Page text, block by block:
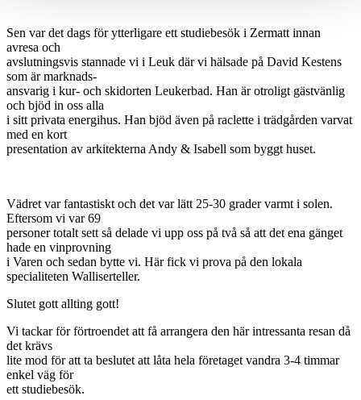
Sen var det dags för ytterligare ett studiebesök i Zermatt innan
avresa och
avslutningsvis stannade vi i Leuk där vi hälsade på David Kestens
som är marknads-
ansvarig i kur- och skidorten Leukerbad. Han är otroligt gästvänlig
och bjöd in oss alla
i sitt privata energihus. Han bjöd även på raclette i trädgården varvat
med en kort
presentation av arkitekterna Andy & Isabell som byggt huset.
Vädret var fantastiskt och det var lätt 25-30 grader varmt i solen.
Eftersom vi var 69
personer totalt sett så delade vi upp oss på två så att det ena gänget
hade en vinprovning
i Varen och sedan bytte vi. Här fick vi prova på den lokala
specialiteten Walliserteller.
Slutet gott allting gott!
Vi tackar för förtroendet att få arrangera den här intressanta resan då
det krävs
lite mod för att ta beslutet att låta hela företaget vandra 3-4 timmar
enkel väg för
ett studiebesök.